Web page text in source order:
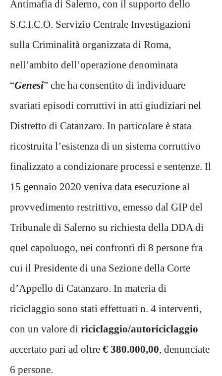
Antimafia di Salerno, con il supporto dello
S.C.I.C.O. Servizio Centrale Investigazioni
sulla Criminalità organizzata di Roma,
nell’ambito dell’operazione denominata
“Genesi” che ha consentito di individuare
svariati episodi corruttivi in atti giudiziari nel
Distretto di Catanzaro. In particolare è stata
ricostruita l’esistenza di un sistema corruttivo
finalizzato a condizionare processi e sentenze. Il
15 gennaio 2020 veniva data esecuzione al
provvedimento restrittivo, emesso dal GIP del
Tribunale di Salerno su richiesta della DDA di
quel capoluogo, nei confronti di 8 persone fra
cui il Presidente di una Sezione della Corte
d’Appello di Catanzaro. In materia di
riciclaggio sono stati effettuati n. 4 interventi,
con un valore di riciclaggio/autoriciclaggio
accertato pari ad oltre € 380.000,00, denunciate
6 persone.